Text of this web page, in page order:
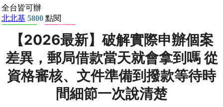
【2026最新】破解實際申辦個案
差異，郵局借款當天就會拿到嗎 從
資格審核、文件準備到撥款等待時
間細節一次說清楚